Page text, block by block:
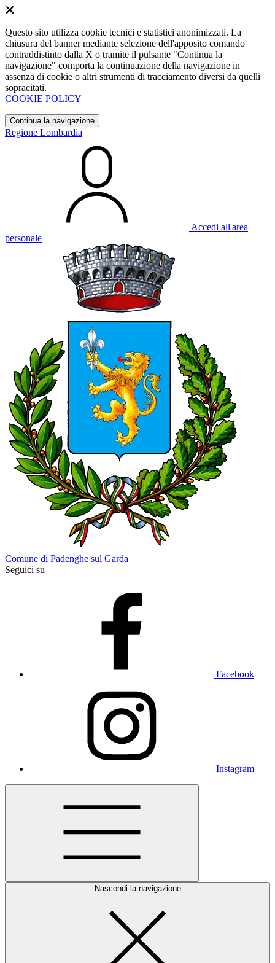
Questo sito utilizza cookie tecnici e statistici anonimizzati. La
chiusura del banner mediante selezione dell'apposito comando
contraddistinto dalla X o tramite il pulsante "Continua la
navigazione" comporta la continuazione della navigazione in
assenza di cookie o altri strumenti di tracciamento diversi da quelli
sopracitati.
COOKIE POLICY
Continua la navigazione
Regione Lombardia
Accedi all'area
personale
Comune di Padenghe sul Garda
Seguici su
Facebook
Instagram
Nascondi la navigazione